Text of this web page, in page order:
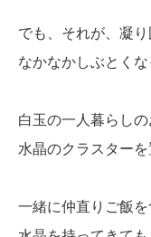
でも、それが、凝り
なかなかしぶとくな
白玉の一人暮らしの
水晶のクラスターを
一緒に仲直りご飯を